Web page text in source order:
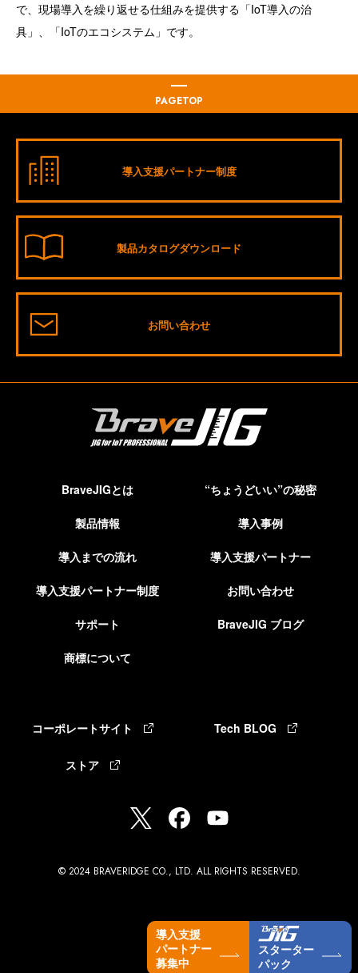
で、現場導入を繰り返せる仕組みを提供する「IoT導入の治
具」、「IoTのエコシステム」です。
PAGETOP
導入支援パートナー制度
製品カタログダウンロード
お問い合わせ
BraveJIGとは “ちょうどいい”の秘密
製品情報 導入事例
導入までの流れ 導入支援パートナー
導入支援パートナー制度 お問い合わせ
商標について
BraveJIG ブログ
サポート
コーポレートサイト Tech BLOG
ストア
© 2024 BRAVERIDGE CO., LTD. ALL RIGHTS RESERVED.
導入支援
パートナー
募集中
スターター
パック